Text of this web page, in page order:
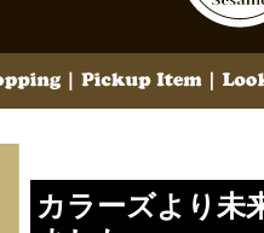
カラーズより未